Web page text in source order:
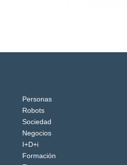
Personas
Robots
Sociedad
Negocios
I+D+i
Formación